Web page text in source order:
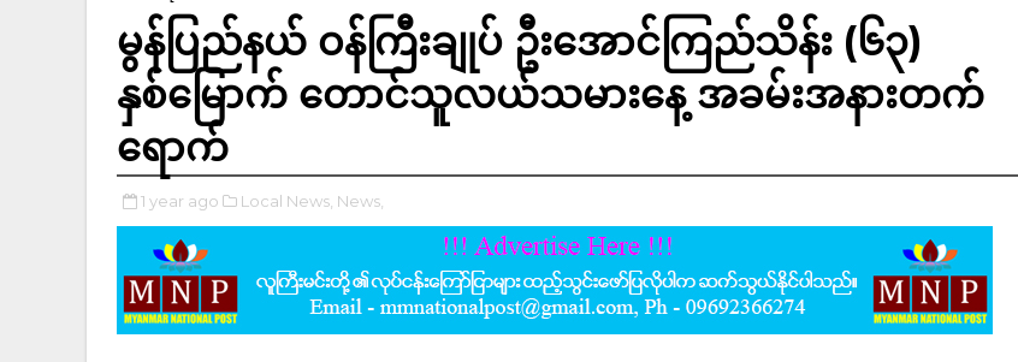
မွန်ပြည်နယ် ဝန်ကြီးချုပ် ဦးအောင်ကြည်သိန်း (၆၃)
နှစ်မြောက် တောင်သူလယ်သမားနေ့ အခမ်းအနားတက်
ရောက်
1 year ago Local News, News,